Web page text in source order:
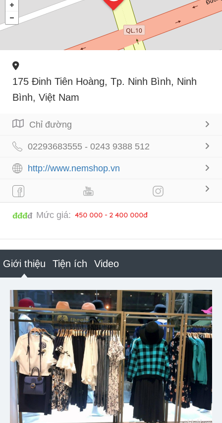
175 Đinh Tiên Hoàng, Tp. Ninh Bình, Ninh
Bình, Việt Nam
Chỉ đường
‎‎‎02293683555 - 0243 9388 512
http://www.nemshop.vn
đđđđ Mức giá: 450 000 - 2 400 000đ
Giới thiệu Tiện ích Video